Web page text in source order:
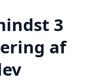
3
af